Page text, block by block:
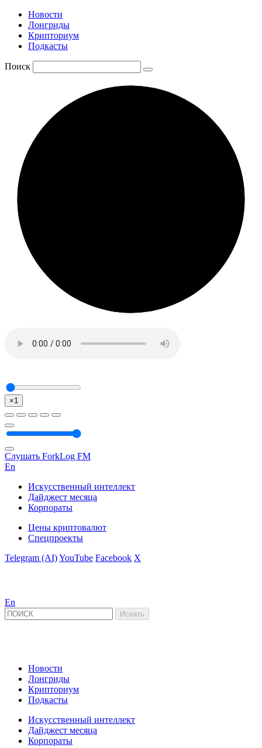
Новости
Лонгриды
Крипториум
Подкасты
Поиск
×1
Слушать ForkLog FM
En
Искусственный интеллект
Дайджест месяца
Корпораты
Цены криптовалют
Спецпроекты
Telegram (AI)YouTube Facebook X
En
Новости
Лонгриды
Крипториум
Подкасты
Искусственный интеллект
Дайджест месяца
Корпораты